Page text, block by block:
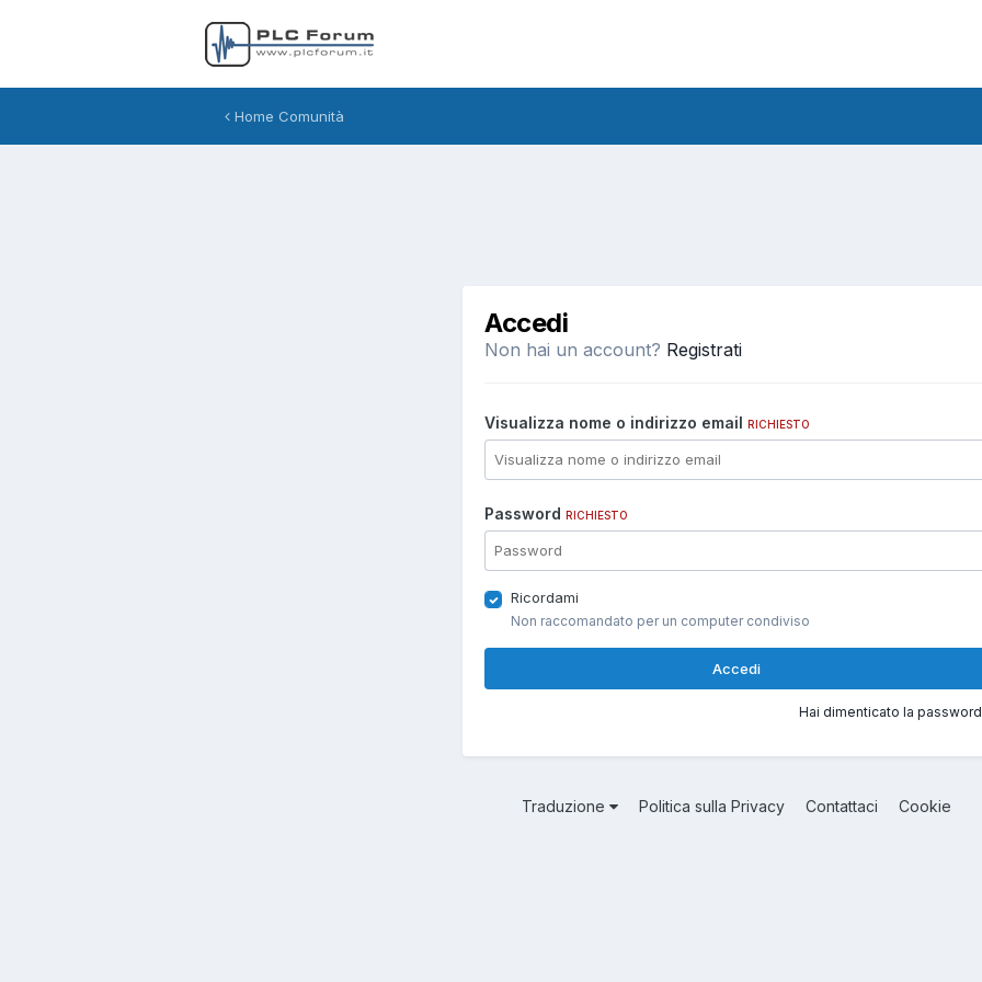
Home Comunità
Accedi
Non hai un account? Registrati
Visualizza nome o indirizzo email RICHIESTO
Password RICHIESTO
Ricordami
Non raccomandato per un computer condiviso
Accedi
Hai dimenticato la
Traduzione Politica sulla Privacy Contattaci Cookie